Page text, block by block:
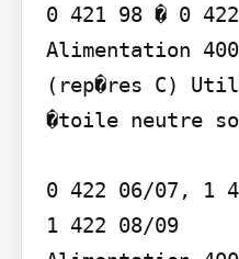
0 421 98 � 0
Alimentation
(rep�res C)
�toile neutre
0 422 06/07, 1
1 422 08/09